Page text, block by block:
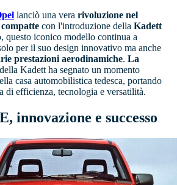
lanciò una vera rivoluzione nel
con l'introduzione della Kadett
questo iconico modello continua a
per il suo design innovativo ma anche
prestazioni aerodinamiche. La
della Kadett ha segnato un momento
casa automobilistica tedesca, portando
di efficienza, tecnologia e versatilità.
innovazione e successo